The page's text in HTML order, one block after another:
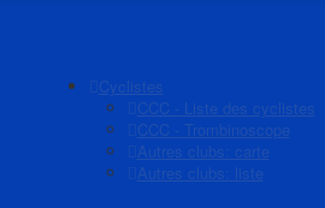
Cyclistes
CCC - Liste des cyclistes
CCC - Trombinoscope
Autres clubs: carte
Autres clubs: liste